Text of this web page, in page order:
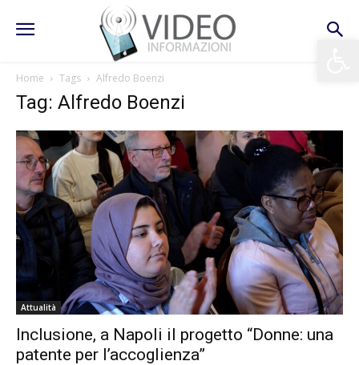
Home Tags Alfredo Boenzi
Tag: Alfredo Boenzi
Attualità
Inclusione, a Napoli il progetto “Donne: una
patente per l’accoglienza”